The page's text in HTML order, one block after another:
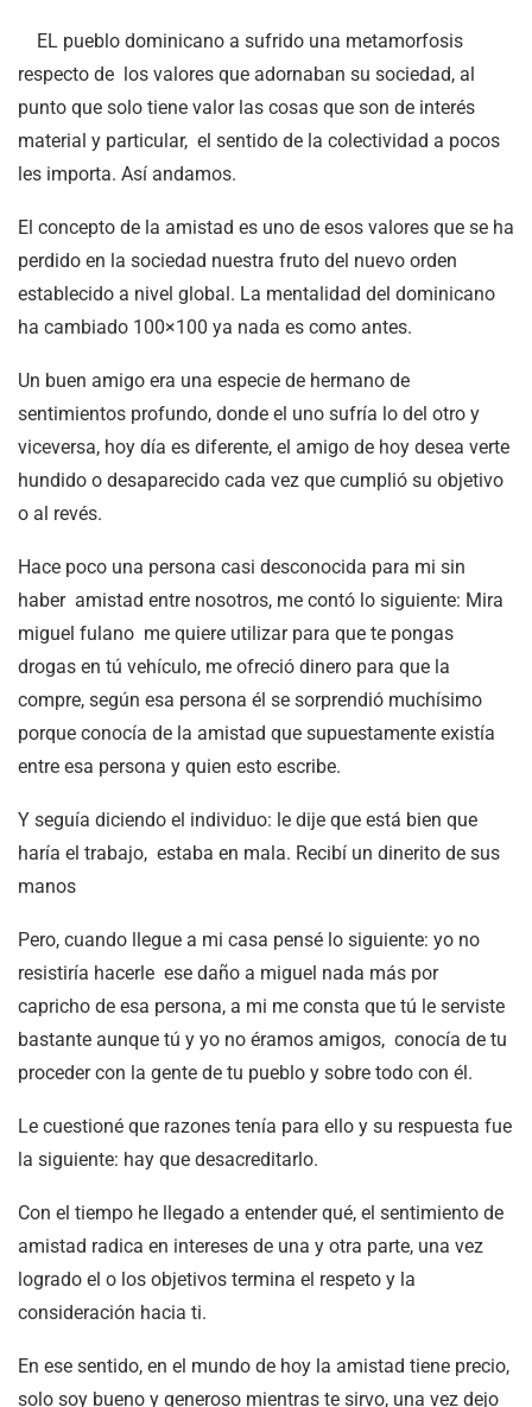
EL pueblo dominicano a sufrido una metamorfosis
respecto de los valores que adornaban su sociedad, al
punto que solo tiene valor las cosas que son de interés
material y particular, el sentido de la colectividad a pocos
les importa. Así andamos.
El concepto de la amistad es uno de esos valores que se ha
perdido en la sociedad nuestra fruto del nuevo orden
establecido a nivel global. La mentalidad del dominicano
ha cambiado 100×100 ya nada es como antes.
Un buen amigo era una especie de hermano de
sentimientos profundo, donde el uno sufría lo del otro y
viceversa, hoy día es diferente, el amigo de hoy desea verte
hundido o desaparecido cada vez que cumplió su objetivo
o al revés.
Hace poco una persona casi desconocida para mi sin
haber amistad entre nosotros, me contó lo siguiente: Mira
miguel fulano me quiere utilizar para que te pongas
drogas en tú vehículo, me ofreció dinero para que la
compre, según esa persona él se sorprendió muchísimo
porque conocía de la amistad que supuestamente existía
entre esa persona y quien esto escribe.
Y seguía diciendo el individuo: le dije que está bien que
haría el trabajo, estaba en mala. Recibí un dinerito de sus
manos
Pero, cuando llegue a mi casa pensé lo siguiente: yo no
resistiría hacerle ese daño a miguel nada más por
capricho de esa persona, a mi me consta que tú le serviste
bastante aunque tú y yo no éramos amigos, conocía de tu
proceder con la gente de tu pueblo y sobre todo con él.
Le cuestioné que razones tenía para ello y su respuesta fue
la siguiente: hay que desacreditarlo.
Con el tiempo he llegado a entender qué, el sentimiento de
amistad radica en intereses de una y otra parte, una vez
logrado el o los objetivos termina el respeto y la
consideración hacia ti.
En ese sentido, en el mundo de hoy la amistad tiene precio,
solo soy bueno y generoso mientras te sirvo, una vez dejo